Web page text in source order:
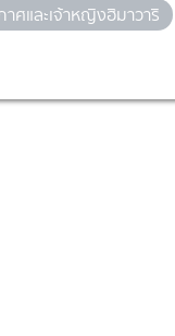
ศและเจ้าหญิงฮิมาวาริ